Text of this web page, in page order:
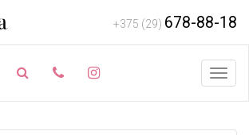
+375 (29) 678-88-18